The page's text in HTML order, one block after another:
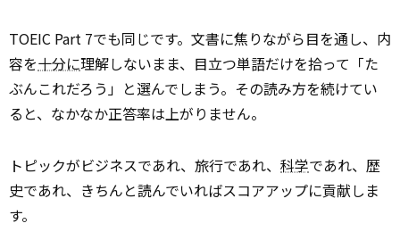
TOEIC Part 7でも同じです。文書に焦りながら目を通し、内
容を十分に理解しないまま、目立つ単語だけを拾って「た
ぶんこれだろう」と選んでしまう。その読み方を続けてい
ると、なかなか正答率は上がりません。
トピックがビジネスであれ、旅行であれ、 科学であれ、歴
史であれ、きちんと読んでいればスコアアップに貢献しま
す。